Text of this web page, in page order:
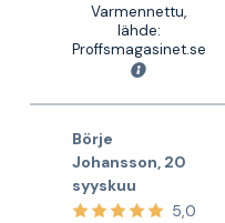
Varmennettu,
lähde:
Proffsmagasinet.se
Börje
Johansson 20
syyskuu
5,0